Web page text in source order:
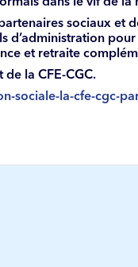
sociaux et
d’administration
et retraite
la CFE-CGC.
sociale-la-cfe-cgc-